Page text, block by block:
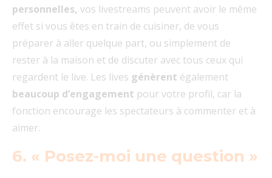
personnelles, vos livestreams peuvent avoir le même
effet si vous êtes en train de cuisiner, de vous
préparer à aller quelque part, ou simplement de
rester à la maison et de discuter avec tous ceux qui
regardent le live. Les lives génèrent également
beaucoup d’engagement pour votre profil, car la
fonction encourage les spectateurs à commenter et à
aimer.
6. « Posez-moi une question »